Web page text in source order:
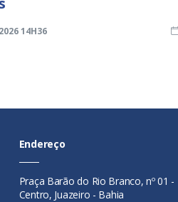
14H36
Endereço
Praça Barão do Rio Branco, nº 01 -
Centro, Juazeiro - Bahia